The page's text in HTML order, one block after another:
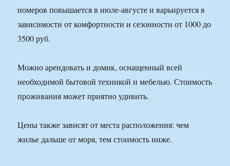
номеров повышается в июле-августе и варьируется в
зависимости от комфортности и сезонности от 1000 до
3500 руб.
Можно арендовать и домик, оснащенный всей
необходимой бытовой техникой и мебелью. Стоимость
проживания может приятно удивить.
Цены также зависят от места расположения: чем
жилье дальше от моря, тем стоимость ниже.